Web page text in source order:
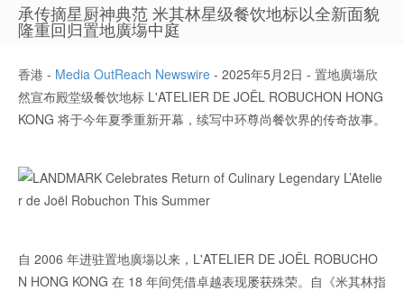
承传摘星厨神典范 米其林星级餐饮地标以全新面貌
隆重回归置地廣塲中庭
香港 - Media OutReach Newswire - 2025年5月2日 - 置地廣塲欣
然宣布殿堂级餐饮地标 L'ATELIER DE JOËL ROBUCHON HONG
KONG 将于今年夏季重新开幕，续写中环尊尚餐饮界的传奇故事。
自 2006 年进驻置地廣塲以来，L'ATELIER DE JOËL ROBUCHO
N HONG KONG 在 18 年间凭借卓越表现屡获殊荣。自《米其林指